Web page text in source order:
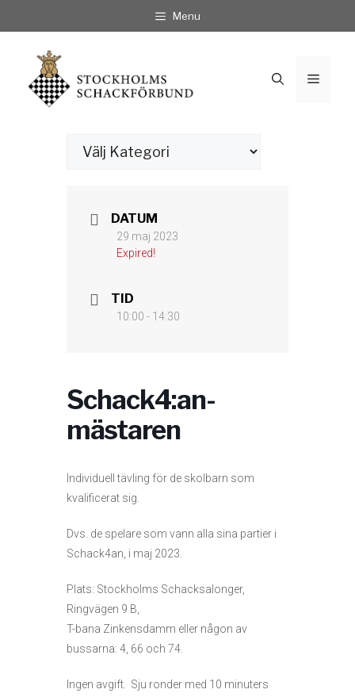
till
innehåll
Menu
Meny
DATUM
29 maj 2023
Expired!
TID
10:00 - 14:30
Schack4:an-
mästaren
Individuell tävling för de skolbarn som
kvalificerat sig.
Dvs. de spelare som vann alla sina partier i
Schack4an, i maj 2023.
Plats: Stockholms Schacksalonger,
Ringvägen 9 B,
T-bana Zinkensdamm eller någon av
bussarna: 4, 66 och 74.
Ingen avgift. Sju ronder med 10 minuters